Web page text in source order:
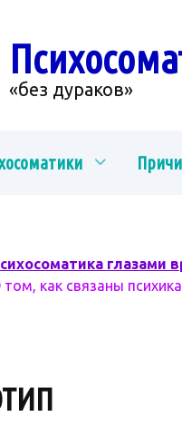
«без дураков»
глазами
том, как связаны